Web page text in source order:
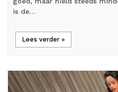
is de…
Lees verder »